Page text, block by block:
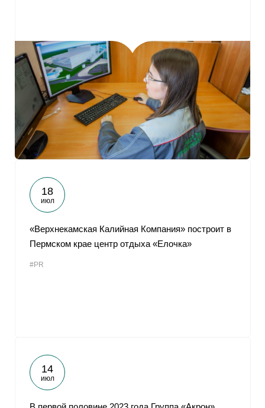
18
июл
«Верхнекамская Калийная Компания» построит в
Пермском крае центр отдыха «Елочка»
#PR
14
июл